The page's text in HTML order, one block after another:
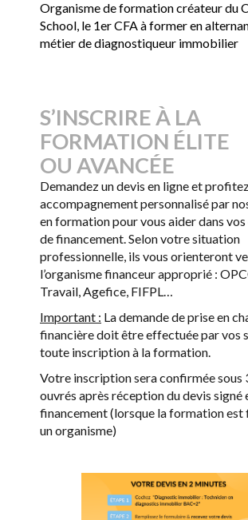
Organisme de formation créateur du
School, le 1er CFA à former en
métier de diagnostiqueur immobilier
S’INSCRIRE À LA
FORMATION ÉLITE
OU AVANCÉE
Demandez un devis en ligne et
accompagnement personnalisé par
en formation pour vous aider dans
de financement. Selon votre situation
professionnelle, ils vous orienteront
l’organisme financeur approprié :
Travail, Agefice, FIFPL…
Important : La demande de prise en
financière doit être effectuée par vos
toute inscription à la formation.
Votre inscription sera confirmée sous
ouvrés après réception du devis signé
financement (lorsque la formation est
un organisme)